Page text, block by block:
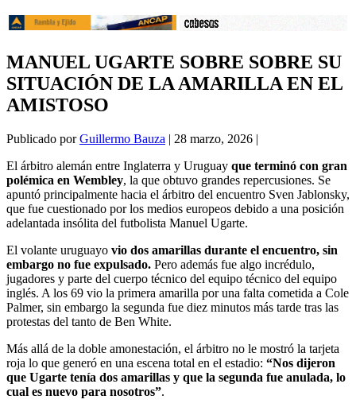
MANUEL UGARTE SOBRE SOBRE SU
SITUACIÓN DE LA AMARILLA EN EL
AMISTOSO
Publicado porGuillermo Bauza | 28 marzo, 2026 |
El árbitro alemán entre Inglaterra y Uruguay que terminó con gran
polémica en Wembley, la que obtuvo grandes repercusiones. Se
apuntó principalmente hacia el árbitro del encuentro Sven Jablonsky,
que fue cuestionado por los medios europeos debido a una posición
adelantada insólita del futbolista Manuel Ugarte.
El volante uruguayo vio dos amarillas durante el encuentro, sin
embargo no fue expulsado. Pero además fue algo incrédulo,
jugadores y parte del cuerpo técnico del equipo técnico del equipo
inglés. A los 69 vio la primera amarilla por una falta cometida a Cole
Palmer, sin embargo la segunda fue diez minutos más tarde tras las
protestas del tanto de Ben White.
Más allá de la doble amonestación, el árbitro no le mostró la tarjeta
roja lo que generó en una escena total en el estadio: “Nos dijeron
que Ugarte tenía dos amarillas y que la segunda fue anulada, lo
cual es nuevo para nosotros”.